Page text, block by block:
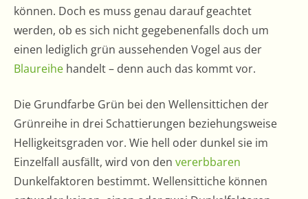
können. Doch es muss genau darauf geachtet
werden, ob es sich nicht gegebenenfalls doch um
einen lediglich grün aussehenden Vogel aus der
Blaureihe handelt – denn auch das kommt vor.
Die Grundfarbe Grün bei den Wellensittichen der
Grünreihe in drei Schattierungen beziehungsweise
Helligkeitsgraden vor. Wie hell oder dunkel sie im
Einzelfall ausfällt, wird von den vererbbaren
Dunkelfaktoren bestimmt. Wellensittiche können